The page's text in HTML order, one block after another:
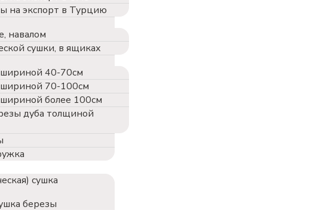
на экспорт в Турцию
навалом
сушки, в ящиках
40-70см
70-100см
более 100см
дуба толщиной
сушка
березы